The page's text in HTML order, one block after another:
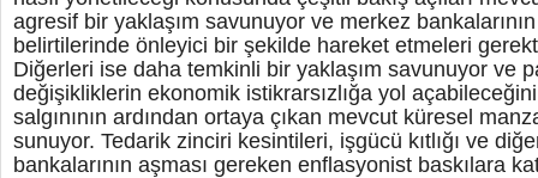
agresif bir yaklaşım savunuyor ve merkez
belirtilerinde önleyici bir şekilde hareket etmeleri
Diğerleri ise daha temkinli bir yaklaşım savunuyor ve
değişikliklerin ekonomik istikrarsızlığa yol
salgınının ardından ortaya çıkan mevcut küresel
sunuyor. Tedarik zinciri kesintileri, işgücü kıtlığı ve
bankalarının aşması gereken enflasyonist baskılara